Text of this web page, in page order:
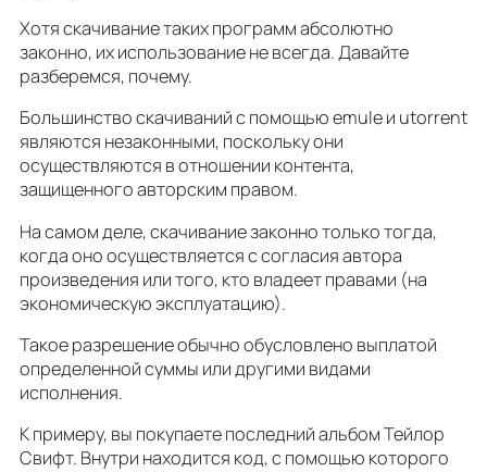
Хотя скачивание таких программ абсолютно
законно, их использование не всегда. Давайте
разберемся, почему.
Большинство скачиваний с помощью emule и utorrent
являются незаконными, поскольку они
осуществляются в отношении контента,
защищенного авторским правом.
На самом деле, скачивание законно только тогда,
когда оно осуществляется с согласия автора
произведения или того, кто владеет правами (на
экономическую эксплуатацию).
Такое разрешение обычно обусловлено выплатой
определенной суммы или другими видами
исполнения.
К примеру, вы покупаете последний альбом Тейлор
Свифт. Внутри находится код, с помощью которого